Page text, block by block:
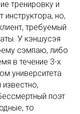
тренировку и
инструктора, но,
требуемый
У кэншусэя
сэмпаю, либо
в течение 3-х
университета
поэт
то